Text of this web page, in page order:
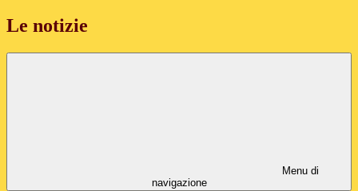
Le notizie
Menu di
navigazione